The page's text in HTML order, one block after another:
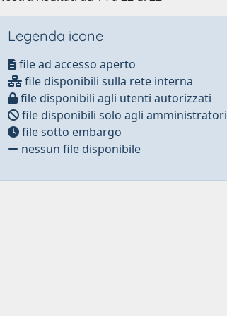
Legenda icone
file ad accesso aperto
file disponibili sulla rete interna
file disponibili agli utenti autorizzati
file disponibili solo agli amministratori
file sotto embargo
nessun file disponibile